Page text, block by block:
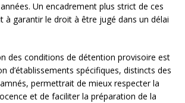
Un encadrement plus strict de ces
à garantir le droit à être jugé dans un délai
des conditions de détention provisoire est
d’établissements spécifiques, distincts des
permettrait de mieux respecter la
et de faciliter la préparation de la